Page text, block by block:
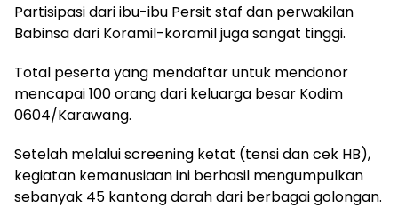
Partisipasi dari ibu-ibu Persit staf dan perwakilan
Babinsa dari Koramil-koramil juga sangat tinggi.
Total peserta yang mendaftar untuk mendonor
mencapai 100 orang dari keluarga besar Kodim
0604/Karawang.
Setelah melalui screening ketat (tensi dan cek HB),
kegiatan kemanusiaan ini berhasil mengumpulkan
sebanyak 45 kantong darah dari berbagai golongan.